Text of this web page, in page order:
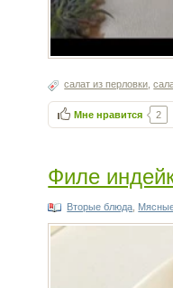
салат из перловки ,
Мне нравится 2
Филе
Вторые блюда